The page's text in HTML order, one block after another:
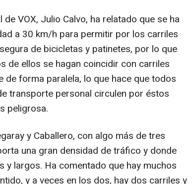
VOX, Julio Calvo, ha relatado que se ha
a 30 km/h para permitir por los carriles
de bicicletas y patinetes, por lo que
de ellos se hagan coincidir con carriles
forma paralela, lo que hace que todos
transporte personal circulen por éstos
peligrosa.
y Caballero, con algo más de tres
una gran densidad de tráfico y donde
y largos. Ha comentado que hay muchos
y a veces en los dos, hay dos carriles y